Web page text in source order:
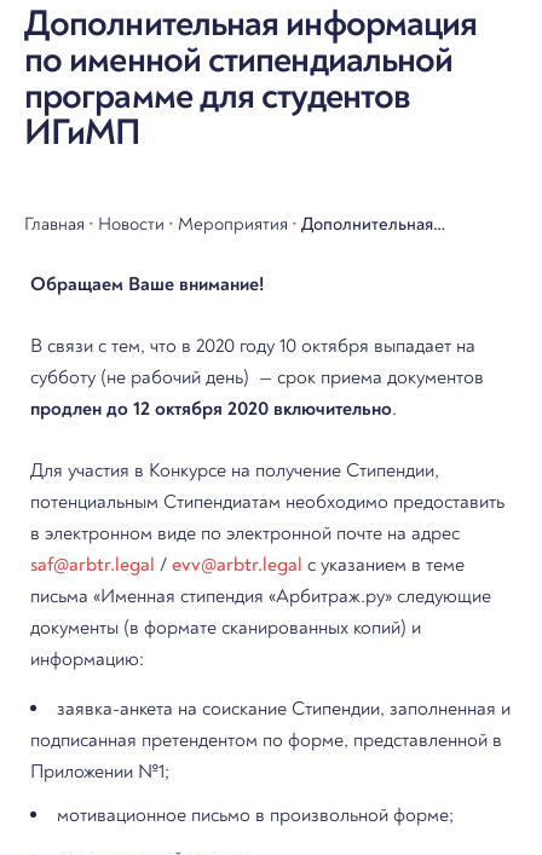
Дополнительная информация
по именной стипендиальной
программе для студентов
ИГиМП
Главная • Новости • Мероприятия • Дополнительная
программе для студентов
ИГиМП
Обращаем Ваше внимание!
В связи с тем, что в 2020 году 10 октября выпадает на
субботу (не рабочий день) — срок приема документов
продлен до 12 октября 2020 включительно.
Для участия в Конкурсе на получение Стипендии,
потенциальным Стипендиатам необходимо предоставить
в электронном виде по электронной почте на адрес
saf@arbtr.legal / evv@arbtr.legal с указанием в теме
письма «Именная стипендия «Арбитраж.ру» следующие
документы (в формате сканированных копий) и
информацию:
заявка-анкета на соискание Стипендии, заполненная и
подписанная претендентом по форме, представленной в
Приложении №1;
мотивационное письмо в произвольной форме;